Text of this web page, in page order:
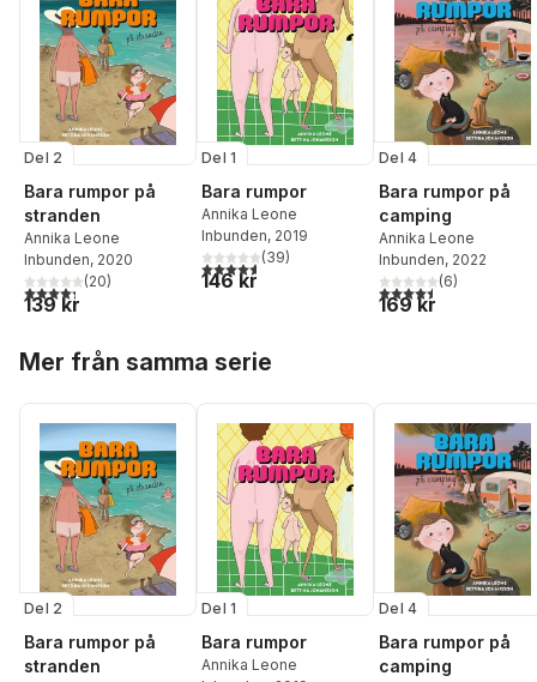
Del 2
Bara rumpor på
stranden
Annika Leone
Inbunden, 2020
4,3utav 5 stjärnor. Totalt antal röster:
(20)
139 kr
Del 1
Bara rumpor
Annika Leone
Inbunden, 2019
4,6utav 5 stjärnor. Totalt antal röster:
(39)
146 kr
Del 4
Bara rumpor på
camping
Annika Leone
Inbunden, 2022
4,5utav 5 stjärnor.
(6)
169 kr
Mer från samma serie
Del 2
Bara rumpor på
stranden
Del 1
Bara rumpor
Annika Leone
Del 4
Bara rumpor på
camping